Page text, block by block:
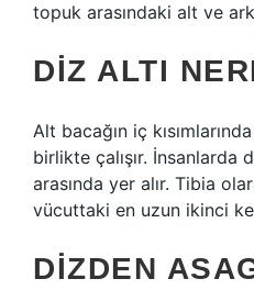
topuk arasındaki alt ve
DIZ ALTI
Alt bacağın iç
birlikte çalışır.
arasında yer alır. Tibia
vücuttaki en uzun ikinci
DIZDEN